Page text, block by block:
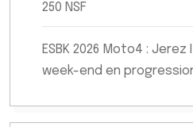
250 NSF
ESBK 2026 Moto4 : Jerez
week-end en